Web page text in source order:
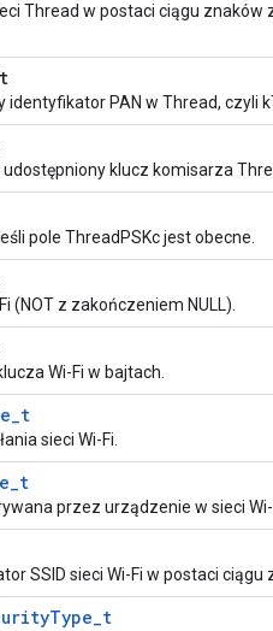
Thread w postaci ciągu znaków
identyfikator PAN w Thread, czyli
udostępniony klucz komisarza
pole ThreadPSKc jest obecne.
(NOT z zakończeniem NULL).
Wi-Fi w bajtach.
sieci Wi-Fi.
przez urządzenie w sieci Wi-
SSID sieci Wi-Fi w postaci ciągu